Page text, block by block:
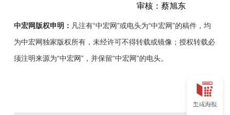
审核：蔡旭东
中宏网版权申明： 凡注有“中宏网”或电头为“中宏网”的稿件，均
为中宏网独家版权所有，未经许可不得转载或镜像；授权转载必
须注明来源为“中宏网”，并保留“中宏网”的电头。